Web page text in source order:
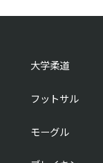
大学柔道
フットサル
モーグル